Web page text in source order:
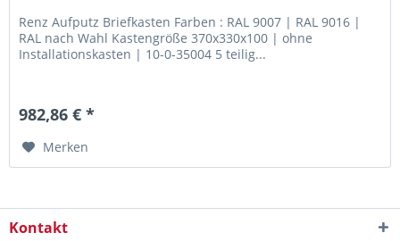
Renz Aufputz Briefkasten Farben : RAL 9007 | RAL 9016 |
RAL nach Wahl Kastengröße 370x330x100 | ohne
Installationskasten | 10-0-35004 5 teilig...
982,86 € *
Merken
Kontakt